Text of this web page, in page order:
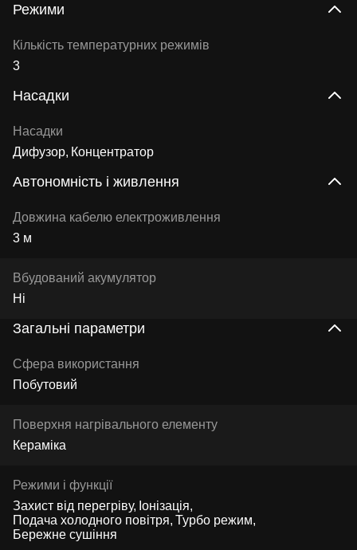
Режими
Кількість температурних режимів
3
Насадки
Насадки
Дифузор Концентратор
Автономність і живлення
Довжина кабелю електроживлення
3 м
Вбудований акумулятор
Ні
Загальні параметри
Сфера використання
Побутовий
Поверхня нагрівального елементу
Кераміка
Режими і функції
Захист від перегріву
Іонізація
Подача холодного повітря Турбо режим
Бережне сушіння